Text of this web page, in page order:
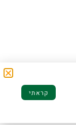
קראתי